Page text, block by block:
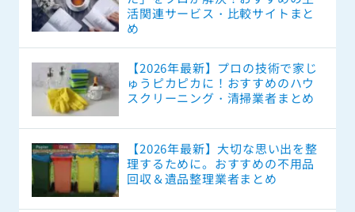
活関連サービス・比較サイトまと
め
【2026年最新】プロの技術で家じ
ゅうピカピカに！おすすめのハウ
スクリーニング・清掃業者まとめ
【2026年最新】大切な思い出を整
理するために。おすすめの不用品
回収＆遺品整理業者まとめ